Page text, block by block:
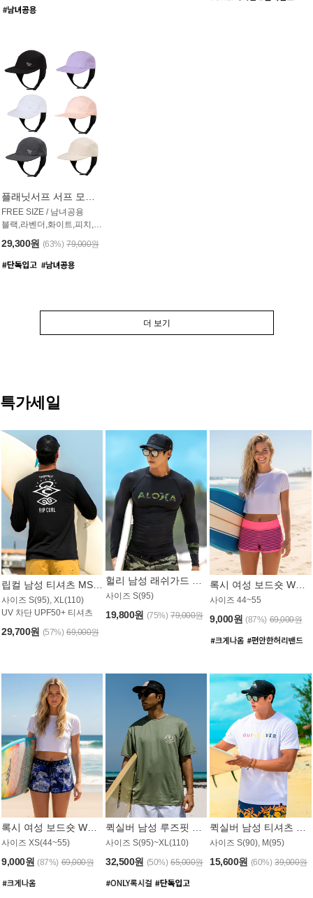
플래닛서프 서프 모자 UAC007PS
FREE SIZE / 남녀공용
블랙,라벤더,화이트,피치,그레이,오트밀 6컬러
29,300원 (63%) 79,000원
더 보기
특가세일
사이즈 S(95), XL(110)
UV 차단 UPF50+ 티셔츠
29,700원 (57%) 69,000원
사이즈 S(95)
19,800원 (75%) 79,000원
사이즈 44~55
9,000원 (87%) 69,000원
사이즈 XS(44~55)
9,000원 (87%) 69,000원
사이즈 S(95)~XL(110)
32,500원 (50%) 65,000원
사이즈 S(90), M(95)
15,600원 (60%) 39,000원